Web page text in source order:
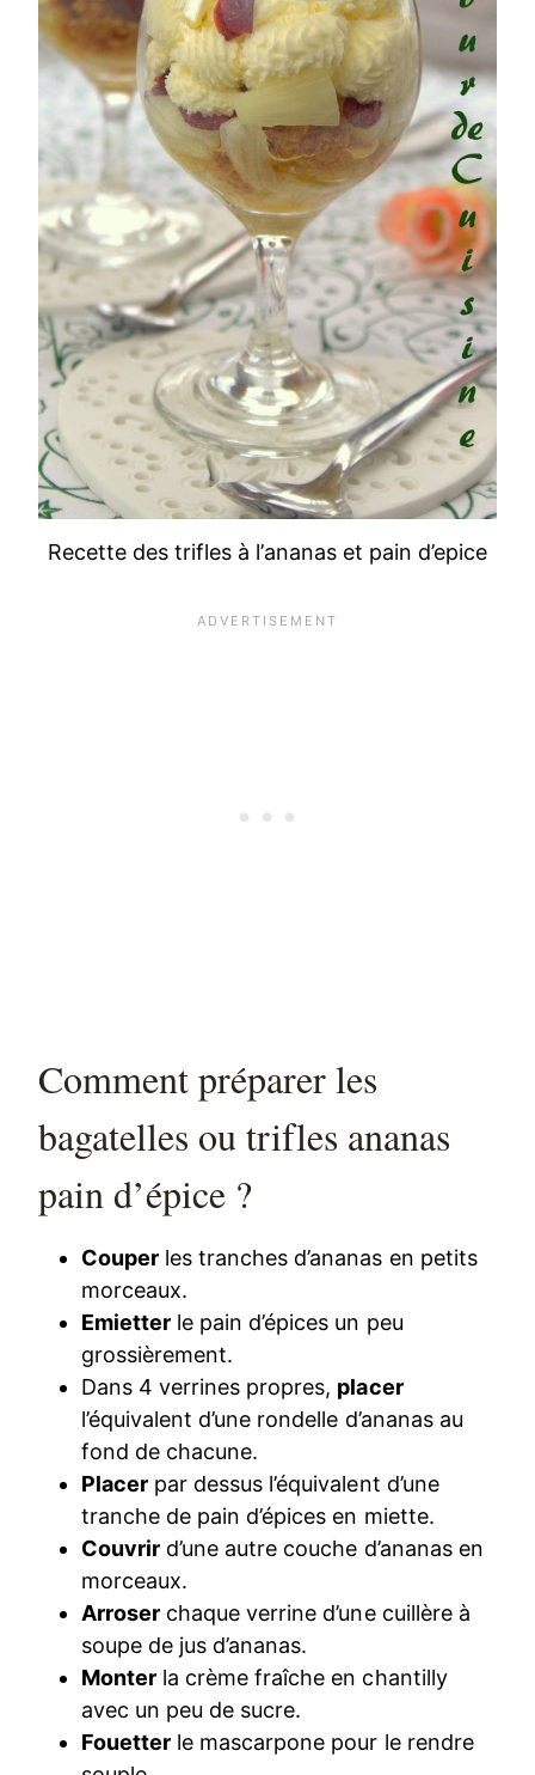
Recette des trifles à l’ananas et pain d’epice
Comment préparer les
bagatelles ou trifles ananas
pain d’épice ?
Couper les tranches d’ananas en petits
morceaux.
Emietter le pain d’épices un peu
grossièrement.
Dans 4 verrines propres, placer
l’équivalent d’une rondelle d’ananas au
fond de chacune.
Placer par dessus l’équivalent d’une
tranche de pain d’épices en miette.
Couvrir d’une autre couche d’ananas en
morceaux.
Arroser chaque verrine d’une cuillère à
soupe de jus d’ananas.
Monter la crème fraîche en chantilly
avec un peu de sucre.
Fouetter le mascarpone pour le rendre